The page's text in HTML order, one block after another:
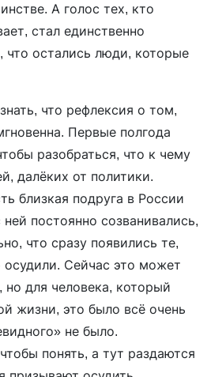
А голос тех, кто
стал единственно
остались люди, которые
что рефлексия о том,
Первые полгода
разобраться, что к чему
далёких от политики.
близкая подруга в России
постоянно созванивались,
что сразу появились те,
осудили. Сейчас это может
но для человека, который
жизни, это было всё очень
не было.
понять, а тут раздаются